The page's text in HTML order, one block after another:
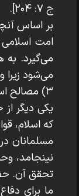
ج ۷: ۲۰۴].
بر اساس
امت
می‌گیرد.
می‌شود
۳) مصالح اسلام و شرع مقدس
یکی دیگر
که اسلام،
مسلمانان
نینجامد،
تحقق آن.
ما برای